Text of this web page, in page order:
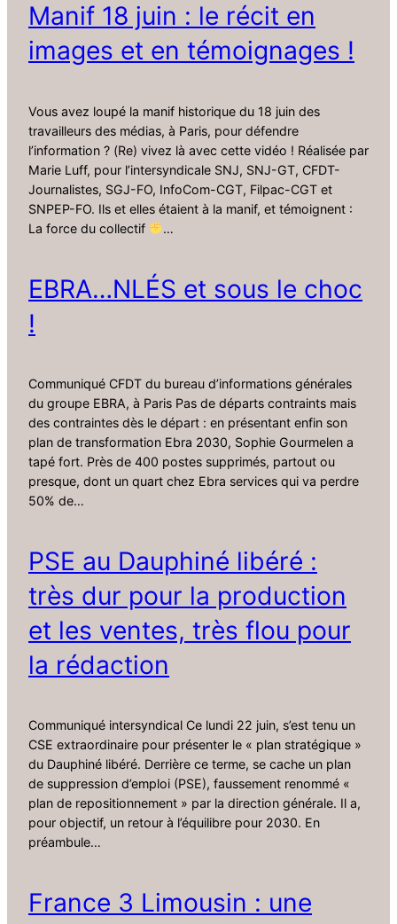
Manif 18 juin : le récit en
images et en témoignages !
Vous avez loupé la manif historique du 18 juin des
travailleurs des médias, à Paris, pour défendre
l’information ? (Re) vivez là avec cette vidéo ! Réalisée par
Marie Luff, pour l’intersyndicale SNJ, SNJ-GT, CFDT-
Journalistes, SGJ-FO, InfoCom-CGT, Filpac-CGT et
SNPEP-FO. Ils et elles étaient à la manif, et témoignent :
La force du collectif
…
EBRA…NLÉS et sous le choc
!
Communiqué CFDT du bureau d’informations générales
du groupe EBRA, à Paris Pas de départs contraints mais
des contraintes dès le départ : en présentant enfin son
plan de transformation Ebra 2030, Sophie Gourmelen a
tapé fort. Près de 400 postes supprimés, partout ou
presque, dont un quart chez Ebra services qui va perdre
50% de…
PSE au Dauphiné libéré :
très dur pour la production
et les ventes, très flou pour
la rédaction
Communiqué intersyndical Ce lundi 22 juin, s’est tenu un
CSE extraordinaire pour présenter le « plan stratégique »
du Dauphiné libéré. Derrière ce terme, se cache un plan
de suppression d’emploi (PSE), faussement renommé «
plan de repositionnement » par la direction générale. Il a,
pour objectif, un retour à l’équilibre pour 2030. En
préambule…
France 3 Limousin : une